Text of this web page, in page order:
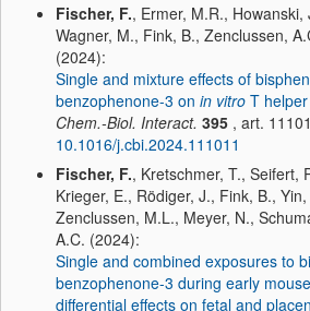
Fischer, F., Ermer, M.R.,
Wagner, M., Fink, B., Zenclussen,
(2024):
Single and mixture effects of
benzophenone-3 on in vitro T
Chem.-Biol. Interact. 395 , art.
10.1016/j.cbi.2024.111011
Fischer, F., Kretschmer, T., Seifert,
Krieger, E., Rödiger, J., Fink, B.,
Zenclussen, M.L., Meyer, N.,
A.C. (2024):
Single and combined exposures to
benzophenone-3 during early
differential effects on fetal and